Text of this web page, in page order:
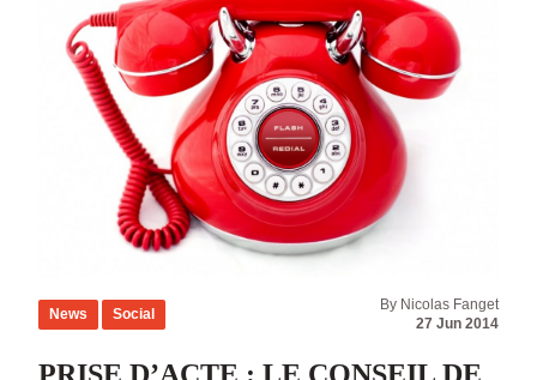
News Social
By Nicolas Fanget
27 Jun 2014
PRISE D’ACTE : LE CONSEIL DE